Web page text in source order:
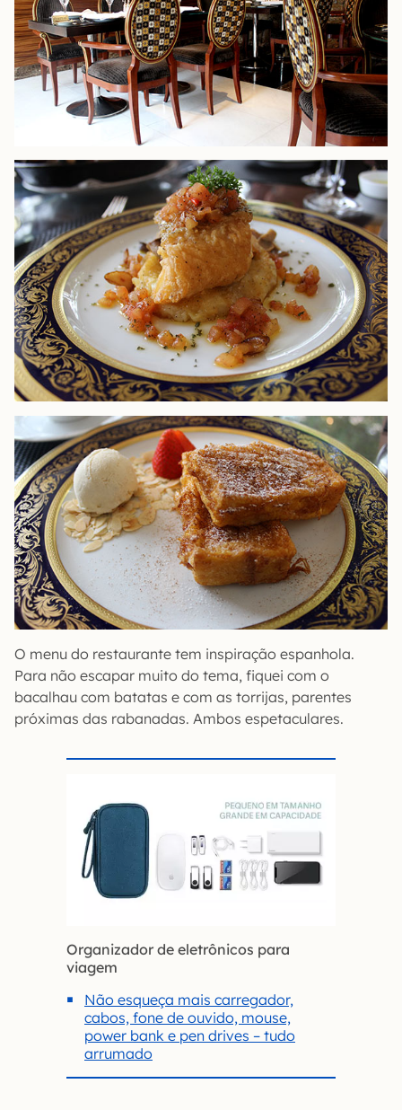
O menu do restaurante tem inspiração espanhola.
Para não escapar muito do tema, fiquei com o
bacalhau com batatas e com as torrijas, parentes
próximas das rabanadas. Ambos espetaculares.
Organizador de eletrônicos para
viagem
Não esqueça mais carregador,
cabos, fone de ouvido, mouse,
power bank e pen drives – tudo
arrumado